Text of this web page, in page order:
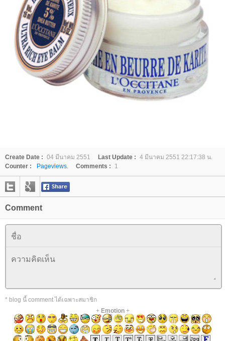
Create Date : 04 มีนาคม 2551 Last Update : 4 มีนาคม 2551 22:17:38 น.
Counter :
Pageviews. Comments : 1
Comment
* blog นี้ comment ได้เฉพาะสมาชิก
+ Emotion+